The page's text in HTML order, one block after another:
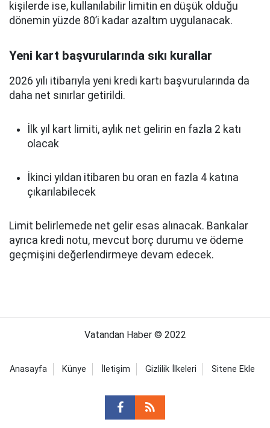
kişilerde ise, kullanılabilir limitin en düşük olduğu
dönemin yüzde 80’i kadar azaltım uygulanacak.
Yeni kart başvurularında sıkı kurallar
2026 yılı itibarıyla yeni kredi kartı başvurularında da
daha net sınırlar getirildi.
İlk yıl kart limiti, aylık net gelirin en fazla 2 katı
olacak
İkinci yıldan itibaren bu oran en fazla 4 katına
çıkarılabilecek
Limit belirlemede net gelir esas alınacak. Bankalar
ayrıca kredi notu, mevcut borç durumu ve ödeme
geçmişini değerlendirmeye devam edecek.
Vatandan Haber © 2022
Anasayfa Künye İletişim Gizlilik İlkeleri Sitene Ekle